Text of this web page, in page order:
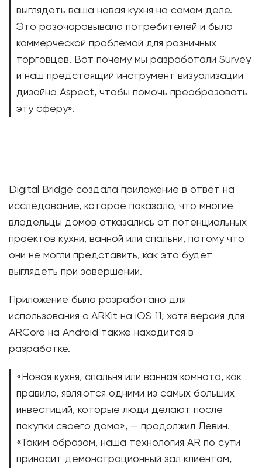
выглядеть ваша новая кухня на самом деле.
Это разочаровывало потребителей и было
коммерческой проблемой для розничных
торговцев. Вот почему мы разработали Survey
и наш предстоящий инструмент визуализации
дизайна Aspect, чтобы помочь преобразовать
эту сферу».
Digital Bridge создала приложение в ответ на
исследование, которое показало, что многие
владельцы домов отказались от потенциальных
проектов кухни, ванной или спальни, потому что
они не могли представить, как это будет
выглядеть при завершении.
Приложение было разработано для
использования с ARKit на iOS 11, хотя версия для
ARCore на Android также находится в
разработке.
«Новая кухня, спальня или ванная комната, как
правило, являются одними из самых больших
инвестиций, которые люди делают после
покупки своего дома», — продолжил Левин.
«Таким образом, наша технология AR по сути
приносит демонстрационный зал клиентам,